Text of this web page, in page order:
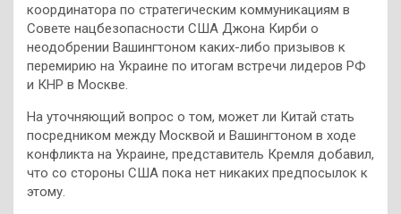
координатора по стратегическим коммуникациям в
Совете нацбезопасности США Джона Кирби о
неодобрении Вашингтоном каких-либо призывов к
перемирию на Украине по итогам встречи лидеров РФ
и КНР в Москве.
На уточняющий вопрос о том, может ли Китай стать
посредником между Москвой и Вашингтоном в ходе
конфликта на Украине, представитель Кремля добавил,
что со стороны США пока нет никаких предпосылок к
этому.